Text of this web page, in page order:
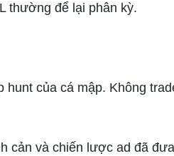
thường để lại phân kỳ.
hunt của cá mập. Không
cản và chiến lược ad đã